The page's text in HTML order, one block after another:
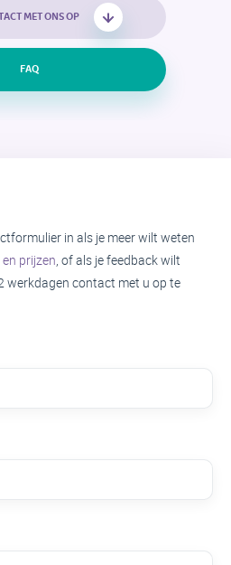
MET ONS OP
FAQ
in als je meer wilt weten
prijzen, of als je feedback wilt
werkdagen contact met u op te